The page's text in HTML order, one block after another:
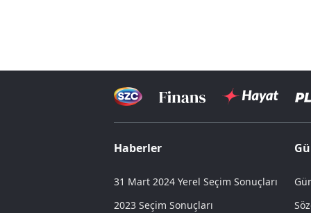
Haberler
31 Mart 2024 Yerel Seçim Sonuçları
2023 Seçim Sonuçları